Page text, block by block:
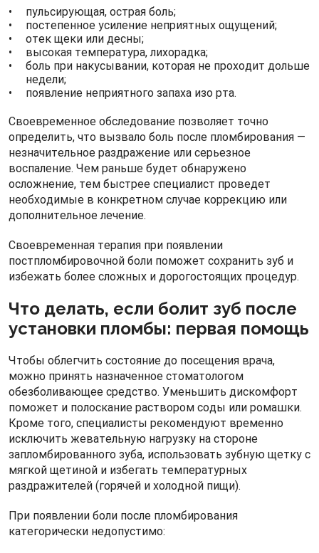
пульсирующая, острая боль;
постепенное усиление неприятных ощущений;
отек щеки или десны;
высокая температура, лихорадка;
боль при накусывании, которая не проходит дольше
недели;
появление неприятного запаха изо рта.
Своевременное обследование позволяет точно
определить, что вызвало боль после пломбирования —
незначительное раздражение или серьезное
воспаление. Чем раньше будет обнаружено
осложнение, тем быстрее специалист проведет
необходимые в конкретном случае коррекцию или
дополнительное лечение.
Своевременная терапия при появлении
постпломбировочной боли поможет сохранить зуб и
избежать более сложных и дорогостоящих процедур.
Что делать, если болит зуб после
установки пломбы: первая помощь
Чтобы облегчить состояние до посещения врача,
можно принять назначенное стоматологом
обезболивающее средство. Уменьшить дискомфорт
поможет и полоскание раствором соды или ромашки.
Кроме того, специалисты рекомендуют временно
исключить жевательную нагрузку на стороне
запломбированного зуба, использовать зубную щетку с
мягкой щетиной и избегать температурных
раздражителей (горячей и холодной пищи).
При появлении боли после пломбирования
категорически недопустимо: